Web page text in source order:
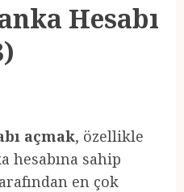
Hesabı
açmak, özellikle
hesabına sahip
en çok